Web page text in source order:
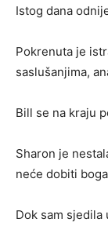
Istog dana
Pokrenuta je
saslušanjima,
Bill se na kraju
Sharon je
neće dobiti
Dok sam